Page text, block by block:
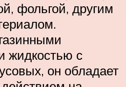
фольгой, другим
жидкостью с
он обладает